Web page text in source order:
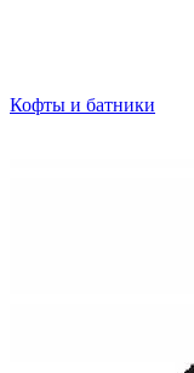
Кофты и батники